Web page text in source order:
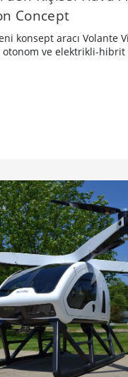
Concept
konsept aracı Volante
otonom ve elektrikli-hibrit